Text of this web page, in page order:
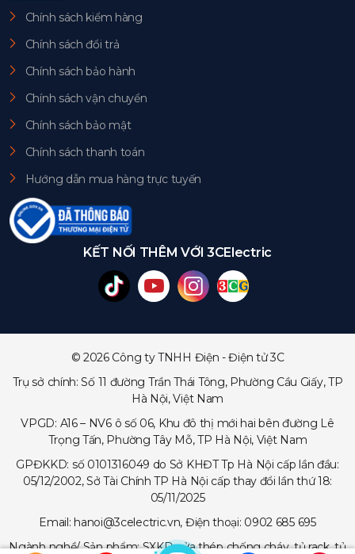
Chính sách kiểm hàng
Chính sách đổi trả
Chính sách bảo hành
Chính sách vận chuyển
Chính sách bảo mật
Chính sách thanh toán
Hướng dẫn mua hàng trực tuyến
KẾT NỐI THÊM VỚI 3CElectric
© 2026 Công ty TNHH Điện - Điện tử 3C
Trụ sở chính: Số 11 đường Trần Thái Tông, Phường Cầu Giấy, TP
Hà Nội, Việt Nam
VPGD: A16 – NV6 ô số 06, Khu đô thị mới hai bên đường Lê
Trọng Tấn, Phường Tây Mỗ, TP Hà Nội, Việt Nam
GPĐKKD: số 0101316049 do Sở KHĐT Tp Hà Nội cấp lần đầu:
05/12/2002, Sở Tài Chính TP Hà Nội cấp thay đổi lần thứ 18:
05/11/2025
Email: hanoi@3celectric.vn, Điện thoại: 0902 685 695
Ngành nghề/ Sản phẩm: SXKD cửa thép chống cháy, tủ rack, tủ